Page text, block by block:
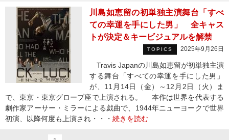
川島如恵留の初単独主演舞台「すべ
ての幸運を⼿にした男」 全キャス
トが決定＆キービジュアルを解禁
TOPICS 2025年9月26日
Travis Japanの川島如恵留が初単独主演
する舞台「すべての幸運を⼿にした男」
が、11⽉14⽇（⾦）～12⽉2⽇（⽕）ま
で、東京・東京グローブ座で上演される。 本作は世界を代表する
劇作家アーサー・ミラーによる戯曲で、1944年ニューヨークで世界
初演、以降何度も上演され・・・ 続きを読む